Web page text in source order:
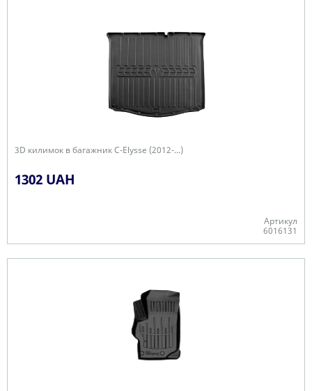
3D килимок в багажник C-Elysse (2012-...)
1302 UAH
Артикул
6016131